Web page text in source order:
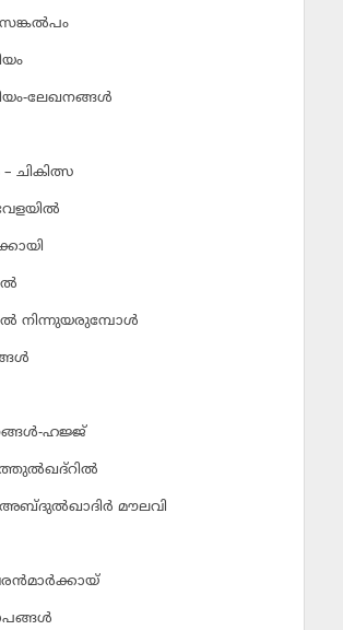
ലേഖനങ്ങള്‍
ചികിത്സ
നിന്നുയരുമ്പോള്‍
ഹജ്ജ്‌
മൗലവി